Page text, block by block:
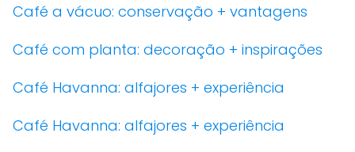
Café a vácuo: conservação + vantagens
Café com planta: decoração + inspirações
Café Havanna: alfajores + experiência
Café Havanna: alfajores + experiência